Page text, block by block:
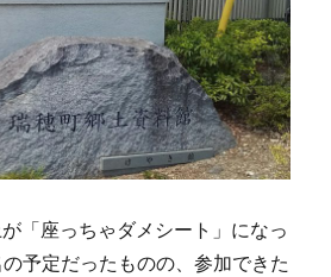
「座っちゃダメシート」になっ
予定だったものの、参加できた